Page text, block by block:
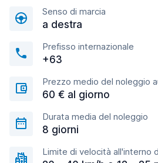
Senso di marcia
a destra
Prefisso internazionale
+63
Prezzo medio del noleggio
60 € al giorno
Durata media del noleggio
8 giorni
Limite di velocità all'interno